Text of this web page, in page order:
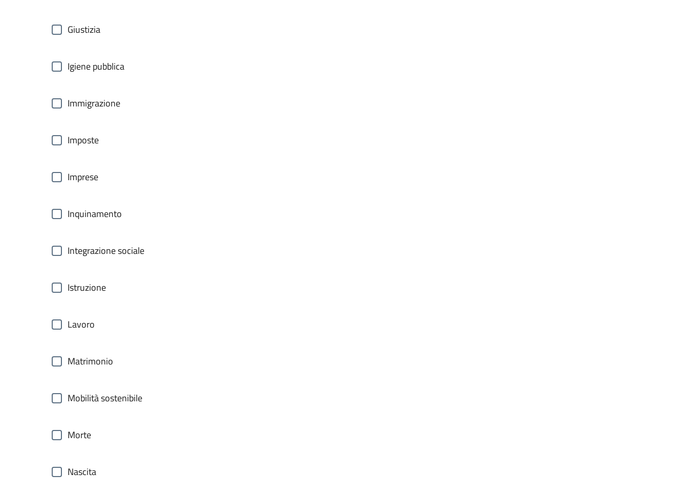
Giustizia
Igiene pubblica
Immigrazione
Imposte
Imprese
Inquinamento
Integrazione sociale
Istruzione
Lavoro
Matrimonio
Mobilità sostenibile
Morte
Nascita